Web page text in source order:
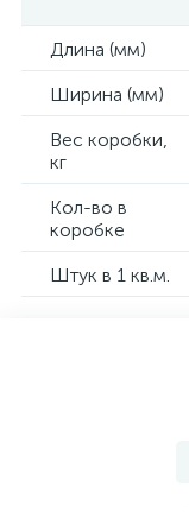
Длина (мм)
Ширина (мм)
Вес коробки,
кг
Кол-во в
коробке
Штук в 1 кв.м.